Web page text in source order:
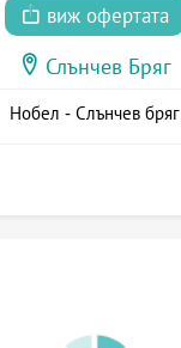
виж офертата
Слънчев Бряг
Нобел - Слънчев бряг